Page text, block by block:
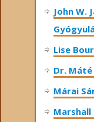
John W.
Lise
Dr. Máté
Márai
Marshall